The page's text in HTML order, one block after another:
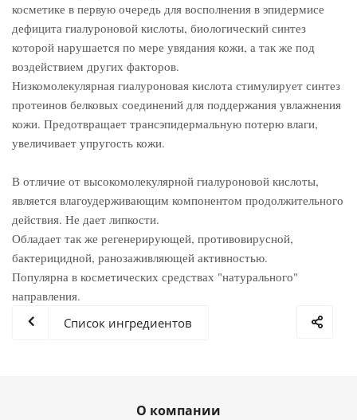
косметике в первую очередь для восполнения в эпидермисе
дефицита гиалуроновой кислоты, биологический синтез
которой нарушается по мере увядания кожи, а так же под
воздействием других факторов.
Низкомолекулярная гиалуроновая кислота стимулирует синтез
протеинов белковых соединений для поддержания увлажнения
кожи. Предотвращает трансэпидермальную потерю влаги,
увеличивает упругость кожи.
В отличие от высокомолекулярной гиалуроновой кислоты,
является влагоудерживающим компонентом продолжительного
действия. Не дает липкости.
Обладает так же регенерирующей, противовирусной,
бактерицидной, ранозаживляющей активностью.
Популярна в косметических средствах "натурального"
направления.
Список ингредиентов
О компании